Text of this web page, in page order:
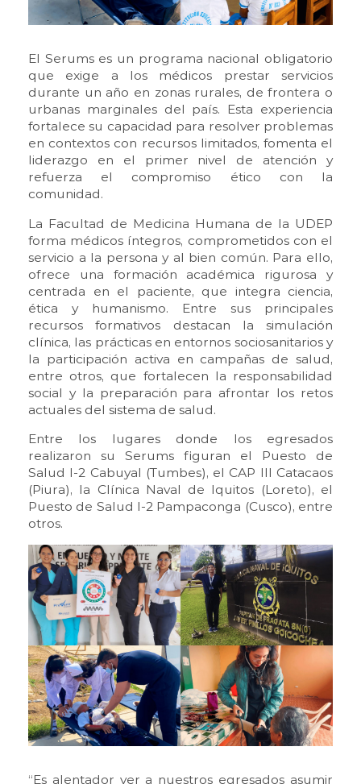
El Serums es un programa nacional obligatorio
que exige a los médicos prestar servicios
durante un año en zonas rurales, de frontera o
urbanas marginales del país. Esta experiencia
fortalece su capacidad para resolver problemas
en contextos con recursos limitados, fomenta el
liderazgo en el primer nivel de atención y
refuerza el compromiso ético con la
comunidad.
La Facultad de Medicina Humana de la UDEP
forma médicos íntegros, comprometidos con el
servicio a la persona y al bien común. Para ello,
ofrece una formación académica rigurosa y
centrada en el paciente, que integra ciencia,
ética y humanismo. Entre sus principales
recursos formativos destacan la simulación
clínica, las prácticas en entornos sociosanitarios y
la participación activa en campañas de salud,
entre otros, que fortalecen la responsabilidad
social y la preparación para afrontar los retos
actuales del sistema de salud.
Entre los lugares donde los egresados
realizaron su Serums figuran el Puesto de
Salud I-2 Cabuyal (Tumbes), el CAP III Catacaos
(Piura), la Clínica Naval de Iquitos (Loreto), el
Puesto de Salud I-2 Pampaconga (Cusco), entre
otros.
“Es alentador ver a nuestros egresados asumir